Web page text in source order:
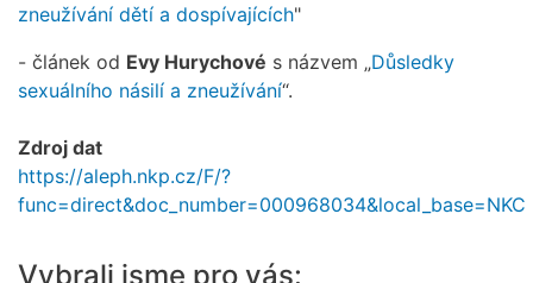
zneužívání dětí a dospívajících"
- článek od Evy Hurychové s názvem „Důsledky
sexuálního násilí a zneužívání“.
Zdroj dat
https://aleph.nkp.cz/F/?
func=direct&doc_number=000968034&local_base=NKC
Vybrali jsme pro vás: